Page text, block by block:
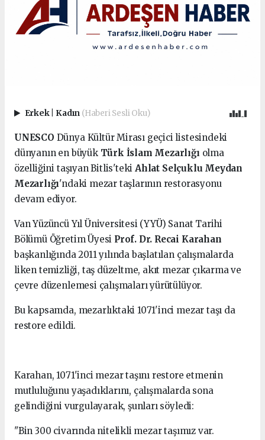
Erkek Kadın (Haberi Sesli Oku)
UNESCO Dünya Kültür Mirası geçici listesindeki
dünyanın en büyük Türk İslam Mezarlığı olma
özelliğini taşıyan Bitlis'tekiAhlat Selçuklu Meydan
Mezarlığı'ndaki mezar taşlarının restorasyonu
devam ediyor.
Van Yüzüncü Yıl Üniversitesi (YYÜ) Sanat Tarihi
Bölümü Öğretim Üyesi Prof. Dr. Recai Karahan
başkanlığında 2011 yılında başlatılan çalışmalarda
liken temizliği, taş düzeltme, akıt mezar çıkarma ve
çevre düzenlemesi çalışmaları yürütülüyor.
Bu kapsamda, mezarlıktaki 1071'inci mezar taşı da
restore edildi.
Karahan, 1071'inci mezar taşını restore etmenin
mutluluğunu yaşadıklarını, çalışmalarda sona
gelindiğini vurgulayarak, şunları söyledi:
"Bin 300 civarında nitelikli mezar taşımız var.